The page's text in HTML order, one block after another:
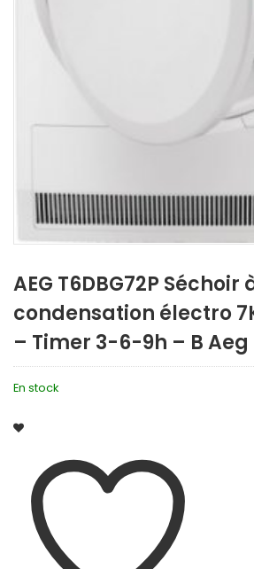
AEG T6DBG72P Séchoir
condensation électro
– Timer 3-6-9h – B Aeg
En stock